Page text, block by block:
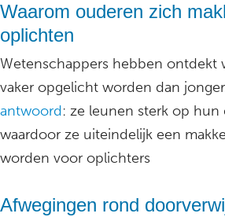
Waarom ouderen zich
oplichten
Wetenschappers hebben ontdekt
vaker opgelicht worden dan
antwoord: ze leunen sterk op hun
waardoor ze uiteindelijk een
worden voor oplichters
Afwegingen rond